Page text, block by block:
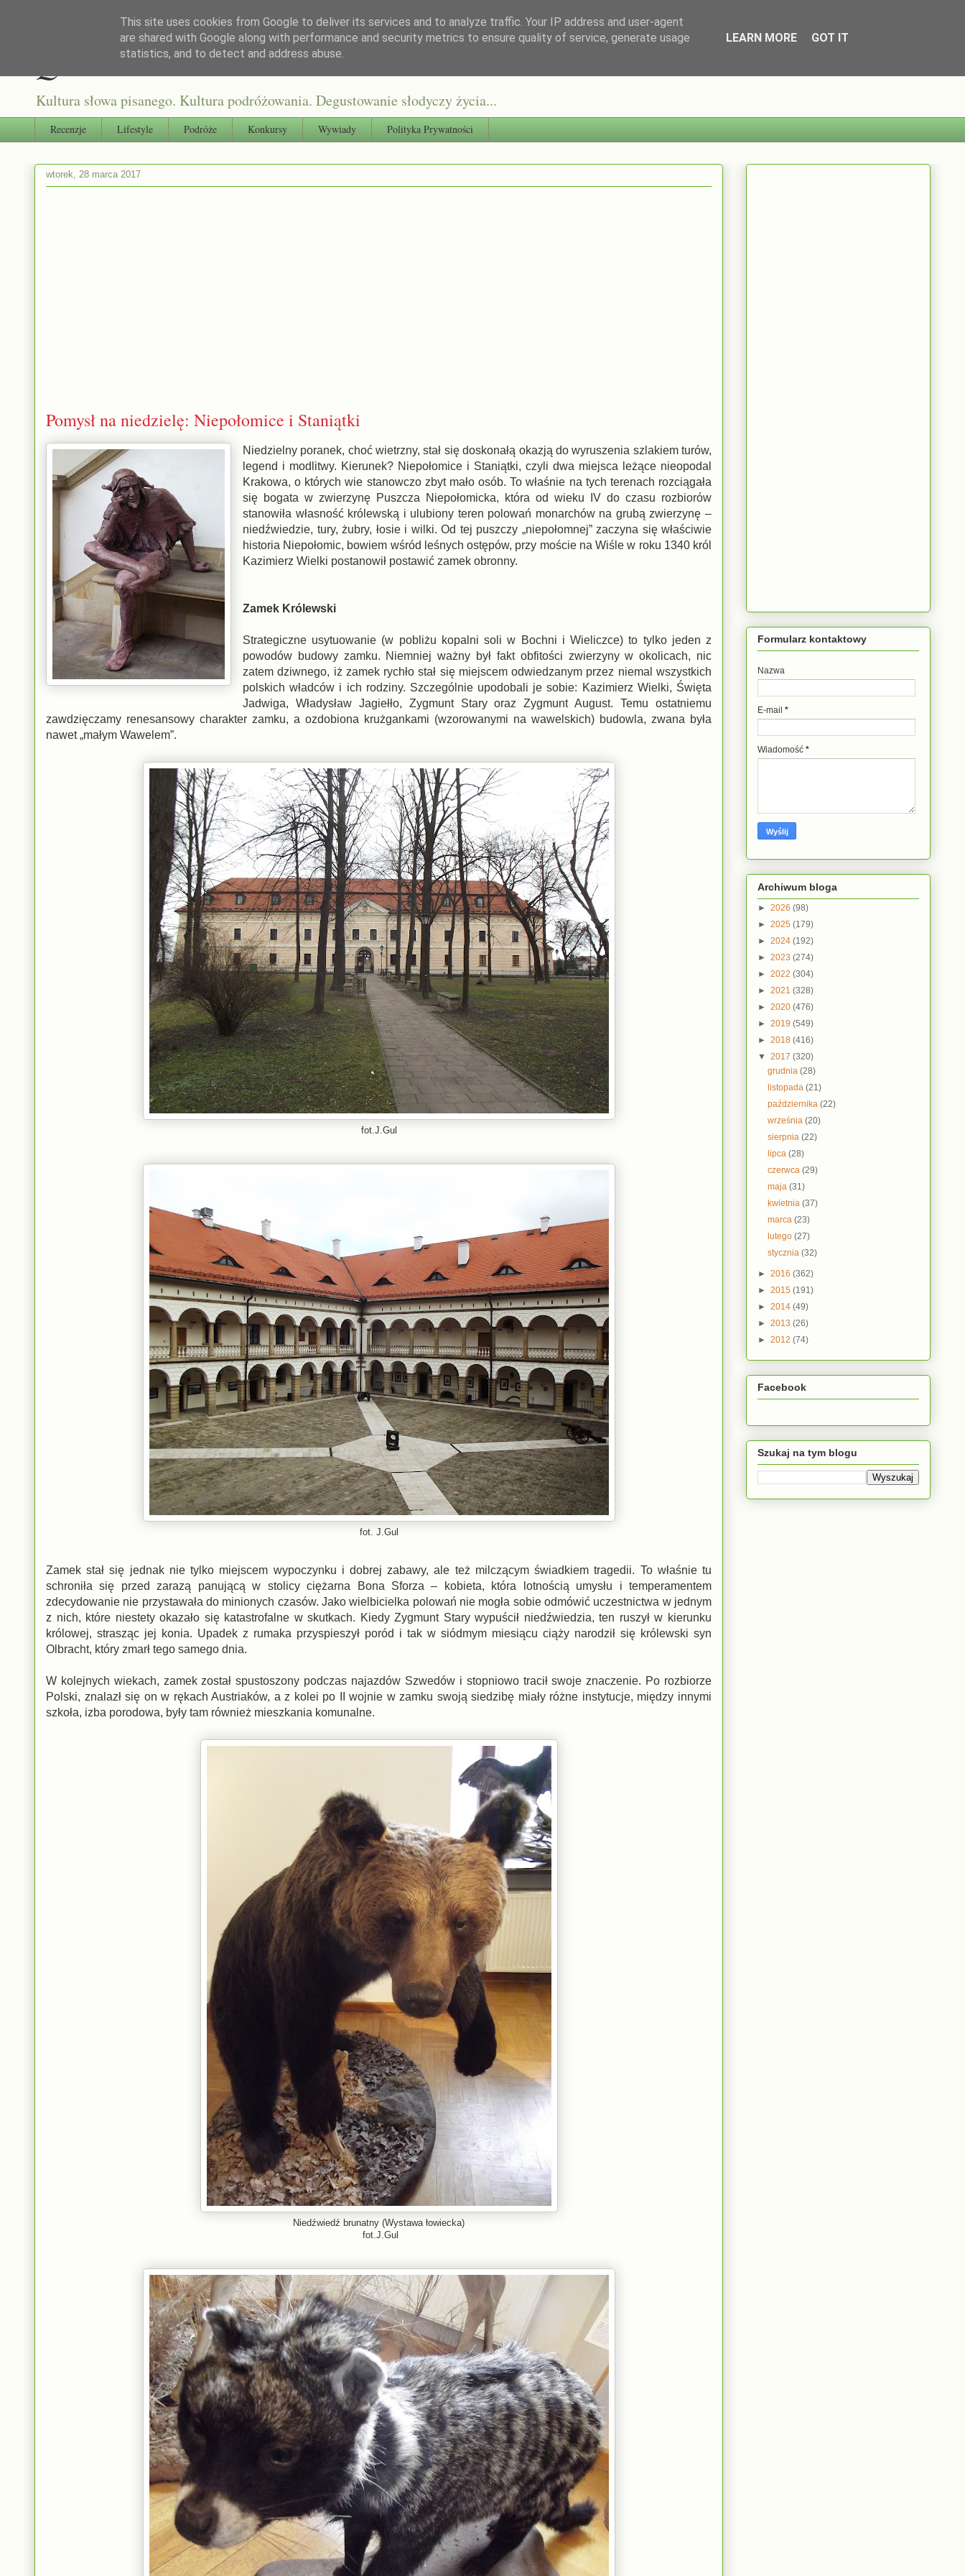
Qultura słowa
Kultura słowa pisanego. Kultura podróżowania. Degustowanie słodyczy życia...
Recenzje Lifestyle Podróże Konkursy Wywiady Polityka Prywatności
wtorek, 28 marca 2017
Pomysł na niedzielę: Niepołomice i Staniątki
Niedzielny poranek, choć wietrzny, stał się doskonałą okazją do wyruszenia szlakiem turów,
legend i modlitwy. Kierunek? Niepołomice i Staniątki, czyli dwa miejsca leżące nieopodal
Krakowa, o których wie stanowczo zbyt mało osób. To właśnie na tych terenach rozciągała
się bogata w zwierzynę Puszcza Niepołomicka, która od wieku IV do czasu rozbiorów
stanowiła własność królewską i ulubiony teren polowań monarchów na grubą zwierzynę –
niedźwiedzie, tury, żubry, łosie i wilki. Od tej puszczy „niepołomnej” zaczyna się właściwie
historia Niepołomic, bowiem wśród leśnych ostępów, przy moście na Wiśle w roku 1340 król
Kazimierz Wielki postanowił postawić zamek obronny.
Zamek Królewski
Strategiczne usytuowanie (w pobliżu kopalni soli w Bochni i Wieliczce) to tylko jeden z
powodów budowy zamku. Niemniej ważny był fakt obfitości zwierzyny w okolicach, nic
zatem dziwnego, iż zamek rychło stał się miejscem odwiedzanym przez niemal wszystkich
polskich władców i ich rodziny. Szczególnie upodobali je sobie: Kazimierz Wielki, Święta
Jadwiga, Władysław Jagiełło, Zygmunt Stary oraz Zygmunt August. Temu ostatniemu
zawdzięczamy renesansowy charakter zamku, a ozdobiona krużgankami (wzorowanymi na wawelskich) budowla, zwana była
nawet „małym Wawelem”.
fot.J.Gul
fot. J.Gul
Zamek stał się jednak nie tylko miejscem wypoczynku i dobrej zabawy, ale też milczącym świadkiem tragedii. To właśnie tu
schroniła się przed zarazą panującą w stolicy ciężarna Bona Sforza – kobieta, która lotnością umysłu i temperamentem
zdecydowanie nie przystawała do minionych czasów. Jako wielbicielka polowań nie mogła sobie odmówić uczestnictwa w jednym
z nich, które niestety okazało się katastrofalne w skutkach. Kiedy Zygmunt Stary wypuścił niedźwiedzia, ten ruszył w kierunku
królowej, strasząc jej konia. Upadek z rumaka przyspieszył poród i tak w siódmym miesiącu ciąży narodził się królewski syn
Olbracht, który zmarł tego samego dnia.
W kolejnych wiekach, zamek został spustoszony podczas najazdów Szwedów i stopniowo tracił swoje znaczenie. Po rozbiorze
Polski, znalazł się on w rękach Austriaków, a z kolei po II wojnie w zamku swoją siedzibę miały różne instytucje, między innymi
szkoła, izba porodowa, były tam również mieszkania komunalne.
Niedźwiedź brunatny (Wystawa łowiecka)
fot.J.Gul
Formularz kontaktowy
Nazwa
E-mail *
Wiadomość *
Archiwum bloga
► 2026 (98)
► 2025 (179)
► 2024 (192)
► 2023 (274)
► 2022 (304)
► 2021 (328)
► 2020 (476)
► 2019 (549)
► 2018 (416)
▼ 2017 (320)
grudnia(28)
listopada(21)
października(22)
września(20)
sierpnia(22)
lipca(28)
czerwca(29)
maja(31)
kwietnia(37)
marca(23)
lutego(27)
stycznia(32)
► 2016 (362)
► 2015 (191)
► 2014 (49)
► 2013 (26)
► 2012 (74)
Facebook
Szukaj na tym blogu
This site uses cookies from Google to deliver its services and to analyze traffic. Your IP address and user-agent
are shared with Google along with performance and security metrics to ensure quality of service, generate usage
statistics, and to detect and address abuse.
LEARN MORE GOT IT